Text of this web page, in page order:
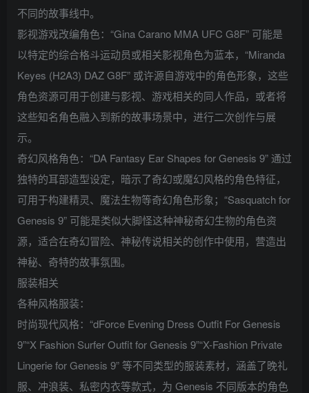
不同的故事线中。
影视游戏改编角色：“Gina Carano MMA UFC G8F” 可能是
以特定的综合格斗运动员或相关影视角色为蓝本，“Miranda
Keyes (H2A3) DAZ G8F” 或许源自游戏中的角色形象，这些
角色资源可用于创建与影视、游戏相关的同人作品，或者将
这些知名角色融入到新的故事场景中，进行二次创作与展
示。
奇幻风格角色：“DA Fantasy Ear Shapes for Genesis 9” 通过
独特的耳部造型设定，暗示了奇幻或魔幻风格的角色特征，
可用于构建精灵、魔法生物等奇幻角色形象；“Sasquatch for
Genesis 9” 可能是类似大脚怪这种神秘奇幻生物的角色资
源，适合在奇幻冒险、神秘传说相关的创作中使用，营造出
神秘、奇特的故事氛围。
服装相关
各种风格服装：
时尚现代风格：“dForce Evening Dress Outfit For Genesis
9”“X Fashion Surfer Outfit for Genesis 9”“X-Fashion Private
Lingerie for Genesis 9” 等不同类型的服装素材，涵盖了晚礼
服、冲浪装、私密内衣等款式，为 Genesis 不同版本的角色